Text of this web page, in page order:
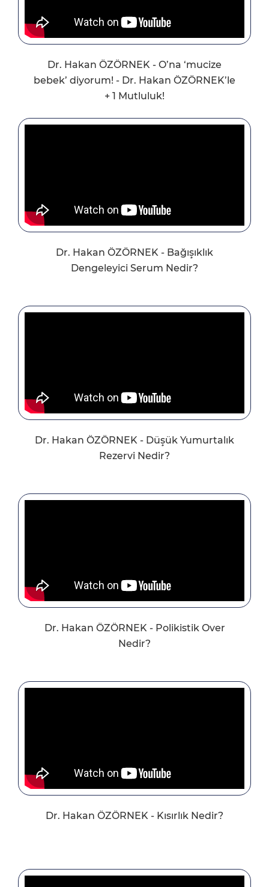
Dr. Hakan ÖZÖRNEK - O’na ‘mucize
bebek’ diyorum! - Dr. Hakan ÖZÖRNEK’le
+ 1 Mutluluk!
Dr. Hakan ÖZÖRNEK - Bağışıklık
Dengeleyici Serum Nedir?
Dr. Hakan ÖZÖRNEK - Düşük Yumurtalık
Rezervi Nedir?
Dr. Hakan ÖZÖRNEK - Polikistik Over
Nedir?
Dr. Hakan ÖZÖRNEK - Kısırlık Nedir?